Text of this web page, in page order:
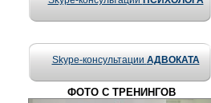
Skype-консультации АДВОКАТА
ФОТО С ТРЕНИНГОВ